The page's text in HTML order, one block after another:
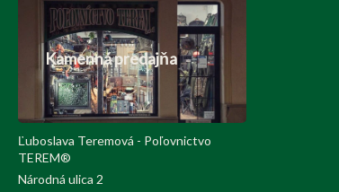
Kamenná predajňa
Ľuboslava Teremová - Poľovnictvo
TEREM®
Národná ulica 2